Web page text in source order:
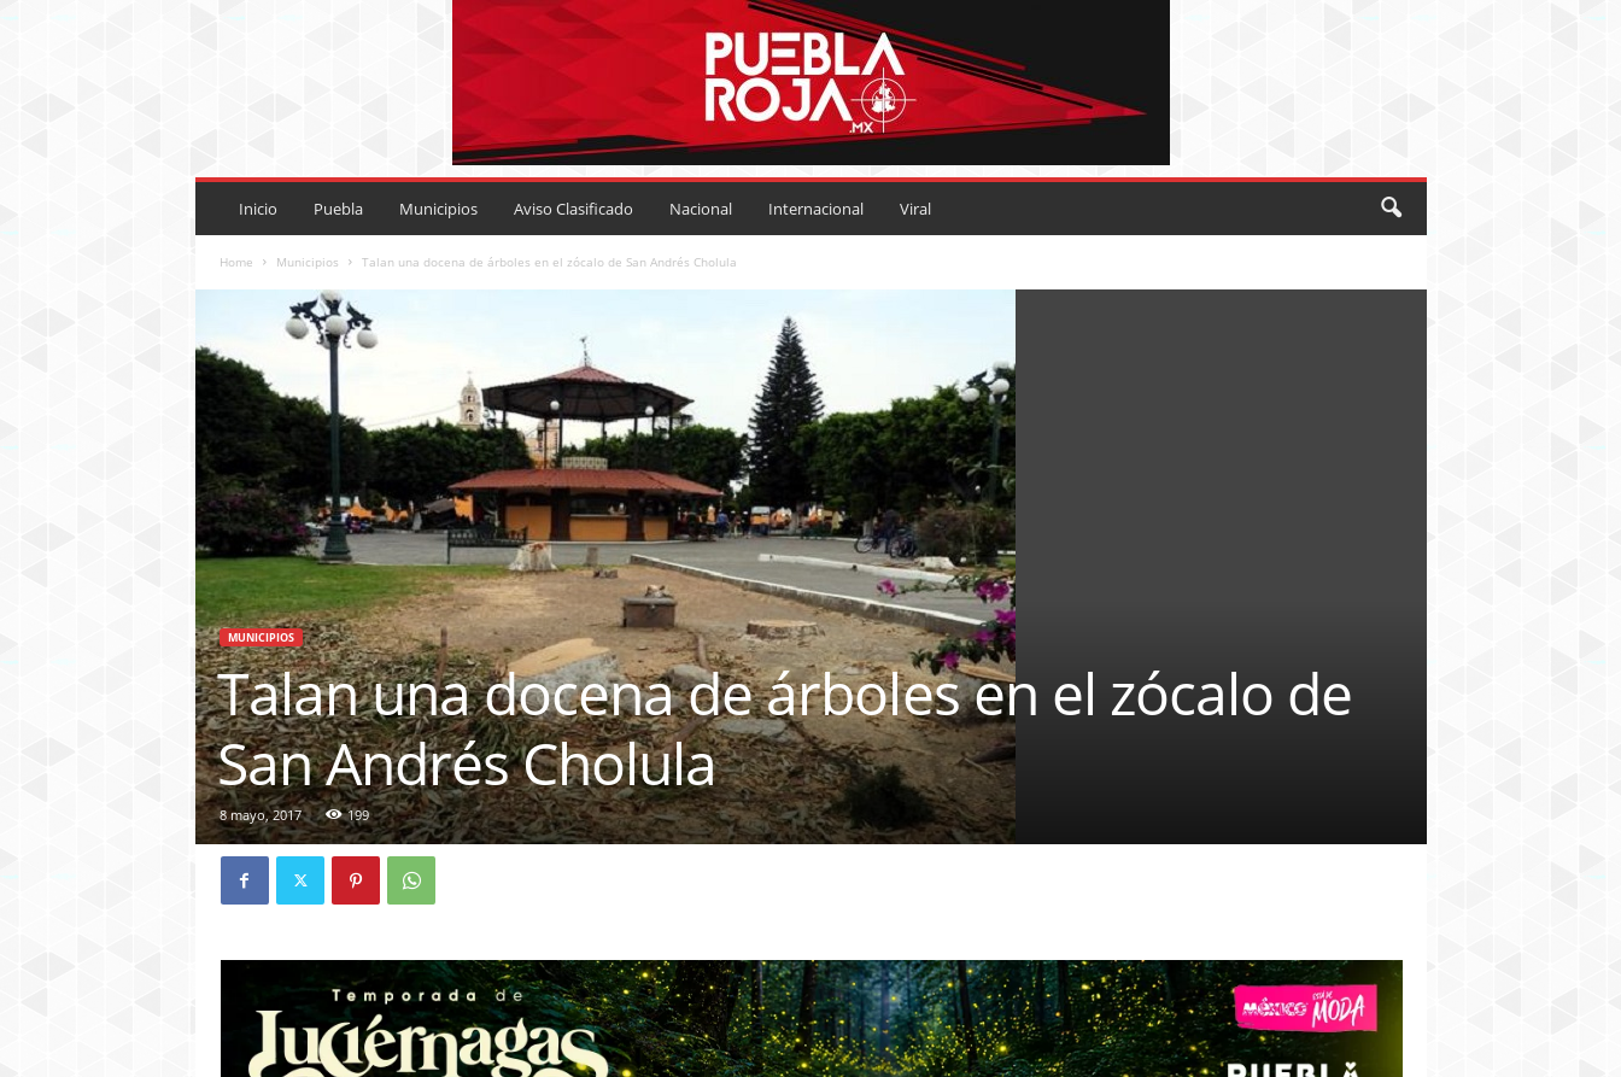
P
O
J
M
X
Inicio Puebla Municipios Aviso Clasificado Nacional Internacional Viral
Home Municipios Talan una docena de árboles en el zócalo de San Andrés Cholula
MUNICIPIOS
Talan una docena de árboles en el zócalo de
San Andrés Cholula
8 mayo, 2017 199